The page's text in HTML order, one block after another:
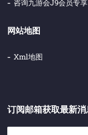
咨询九游会j9会员专享
网站地图
Xml地图
订阅邮箱获取最新